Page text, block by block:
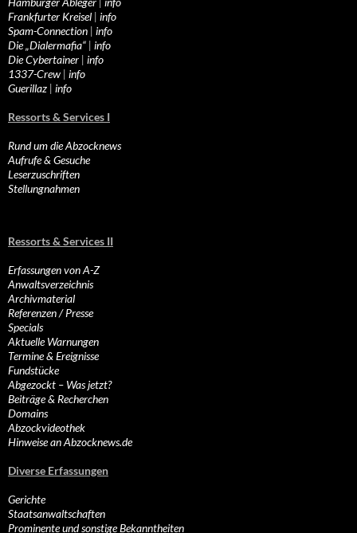
Frankfurter Kreisel | info
Spam-Connection | info
Die „Dialermafia“ | info
Die Cybertainer | info
1337-Crew | info
Guerillaz | info
Ressorts & Services I
Rund um die Abzocknews
Aufrufe & Gesuche
Leserzuschriften
Stellungnahmen
Ressorts & Services II
Erfassungen von A-Z
Anwaltsverzeichnis
Archivmaterial
Referenzen / Presse
Specials
Aktuelle Warnungen
Termine & Ereignisse
Fundstücke
Abgezockt – Was jetzt?
Beiträge & Recherchen
Domains
Abzockvideothek
Hinweise an Abzocknews.de
Diverse Erfassungen
Gerichte
Staatsanwaltschaften
Prominente und sonstige Bekanntheiten